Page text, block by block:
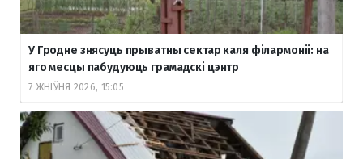
У Гродне знясуць прыватны сектар каля філармоніі: на
яго месцы пабудуюць грамадскі цэнтр
7 ЖНІЎНЯ 2026, 15:05